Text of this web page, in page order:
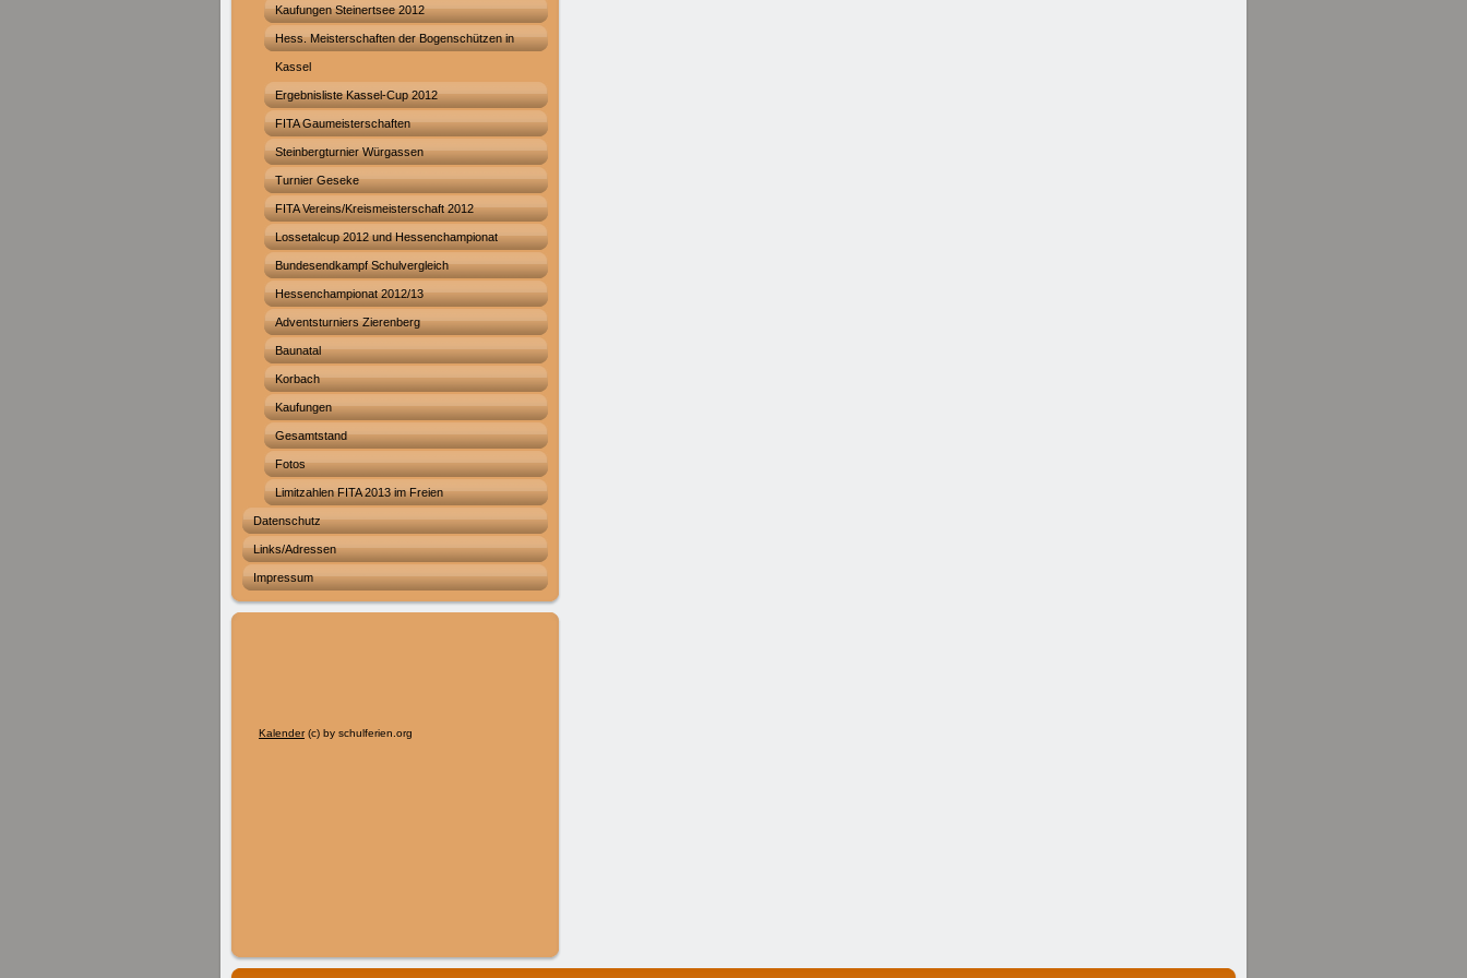
Kaufungen Steinertsee 2012
Hess. Meisterschaften der Bogenschützen in
Kassel
Ergebnisliste Kassel-Cup 2012
FITA Gaumeisterschaften
Steinbergturnier Würgassen
Turnier Geseke
FITA Vereins/Kreismeisterschaft 2012
Lossetalcup 2012 und Hessenchampionat
Bundesendkampf Schulvergleich
Hessenchampionat 2012/13
Adventsturniers Zierenberg
Baunatal
Korbach
Kaufungen
Gesamtstand
Fotos
Limitzahlen FITA 2013 im Freien
Datenschutz
Links/Adressen
Impressum
Kalender(c) by schulferien.org